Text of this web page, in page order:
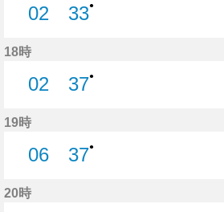
02
33●
18時
02
37●
19時
06
37●
20時